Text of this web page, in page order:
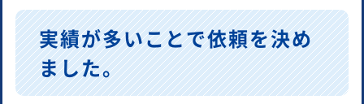
実績が多いことで依頼を決め
ました。